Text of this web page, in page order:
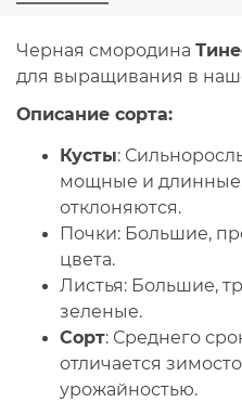
Черная смородина
для выращивания в
Описание сорта:
Кусты:
мощные и
отклоняются.
Почки: Большие,
цвета.
Листья: Большие,
зеленые.
Сорт: Среднего
отличается
урожайностью.